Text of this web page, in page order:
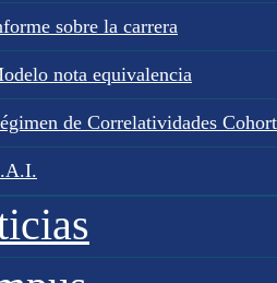
sobre la carrera
nota equivalencia
de Correlatividades